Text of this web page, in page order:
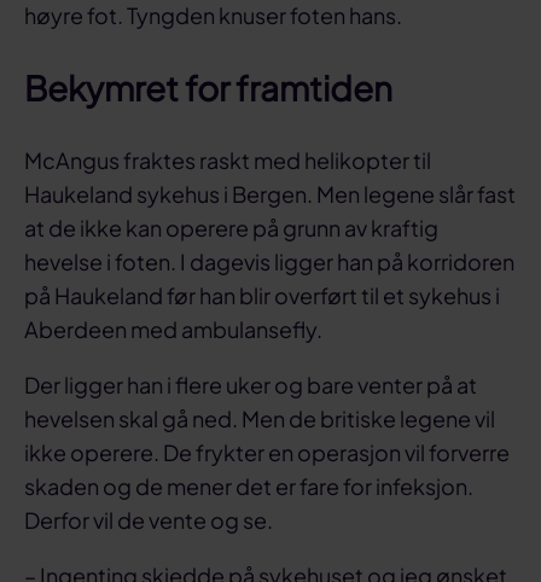
høyre fot. Tyngden knuser foten hans.
Bekymret for framtiden
McAngus fraktes raskt med helikopter til
Haukeland sykehus i Bergen. Men legene slår fast
at de ikke kan operere på grunn av kraftig
hevelse i foten. I dagevis ligger han på korridoren
på Haukeland før han blir overført til et sykehus i
Aberdeen med ambulansefly.
Der ligger han i flere uker og bare venter på at
hevelsen skal gå ned. Men de britiske legene vil
ikke operere. De frykter en operasjon vil forverre
skaden og de mener det er fare for infeksjon.
Derfor vil de vente og se.
– Ingenting skjedde på sykehuset og jeg ønsket